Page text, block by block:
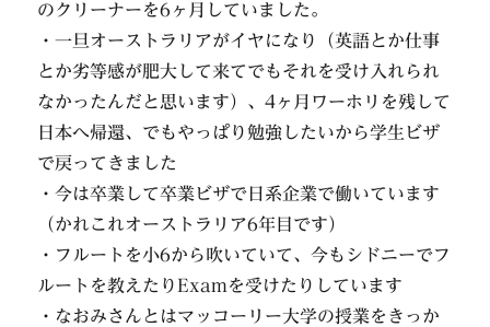
のクリーナーを6ヶ月していました。
・一旦オーストラリアがイヤになり（英語とか仕事
とか劣等感が肥大して来てでもそれを受け入れられ
なかったんだと思います）、4ヶ月ワーホリを残して
日本へ帰還、でもやっぱり勉強したいから学生ビザ
で戻ってきました
・今は卒業して卒業ビザで日系企業で働いています
（かれこれオーストラリア6年目です）
・フルートを小6から吹いていて、今もシドニーでフ
ルートを教えたりExamを受けたりしています
・なおみさんとはマッコーリー大学の授業をきっか